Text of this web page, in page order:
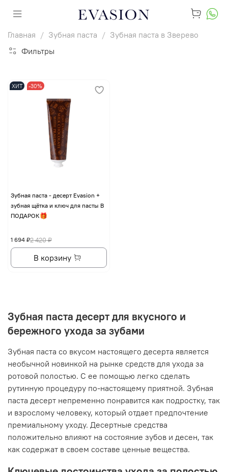
Главная Зубная паста
Зубная паста в Зверево
Фильтры
ХИТ -30%
Зубная паста - десерт Evasion +
зубная щётка и ключ для пасты В
ПОДАРОК🎁
2 420 ₽
1 694 ₽
В корзину
Зубная паста десерт для вкусного и
бережного ухода за зубами
Зубная паста со вкусом настоящего десерта является
необычной новинкой на рынке средств для ухода за
ротовой полостью. С ее помощью легко сделать
рутинную процедуру по-настоящему приятной. Зубная
паста десерт непременно понравится как подростку, так
и взрослому человеку, который отдает предпочтение
премиальному уходу. Десертные средства
положительно влияют на состояние зубов и десен, так
как содержат в своем составе ценные вещества.